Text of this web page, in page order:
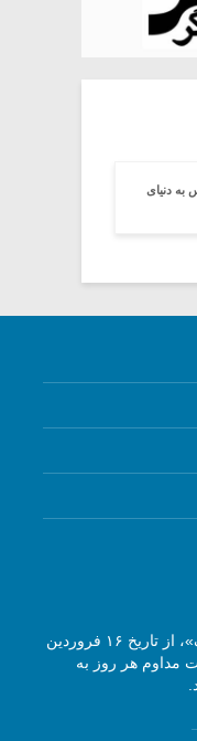
به دنیای
مجله آنلاین موسیقی «گفتگوی هارمونیک»، از تاریخ ۱۶ فروردین
مداوم هر روز به